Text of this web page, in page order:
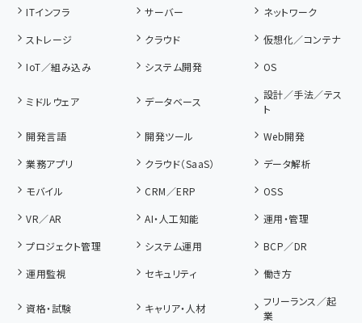
ITインフラ サーバー
ネットワーク
ストレージ
クラウド
仮想化／コンテナ
IoT／組み込み
システム開発 OS
ミドルウェア データベース
設計／手法／テス
ト
開発言語
開発ツール
Web開発
業務アプリ
クラウド（SaaS）
データ解析
モバイル
CRM／ERP
OSS
VR／AR
AI・人工知能
運用・管理
プロジェクト管理
システム運用
BCP／DR
運用監視
セキュリティ 働き方
資格・試験 キャリア・人材
フリーランス／起
業